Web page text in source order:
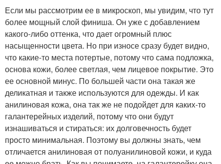
Если мы рассмотрим ее в микроскоп, мы увидим, что тут
более мощный слой финиша. Он уже с добавлением
какого-либо оттенка, что дает огромный плюс
насыщенности цвета. Но при износе сразу будет видно,
что какие-то места потертые, потому что сама подложка,
основа кожи, более светлая, чем лицевое покрытие. Это
ее основной минус. По большей части она такая же
деликатная и также используются для одежды. И как
анилиновая кожа, она так же не подойдет для каких-то
галантерейных изделий, потому что они будут
изнашиваться и стираться: их долговечность будет
просто минимальная. Поэтому вы должны знать, чем
отличается анилиновая от полуанилиновой кожи, и куда